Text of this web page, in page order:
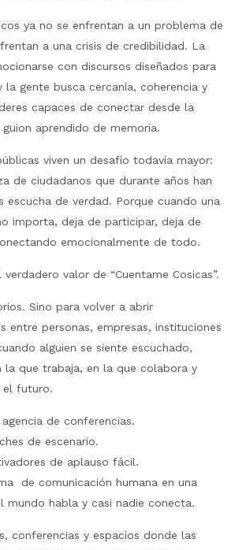
ya no se enfrentan a un problema de
a una crisis de credibilidad. La
con discursos diseñados para
gente busca cercanía, coherencia y
capaces de conectar desde la
aprendido de memoria.
viven un desafío todavía mayor:
de ciudadanos que durante años han
escucha de verdad. Porque cuando una
importa, deja de participar, deja de
emocionalmente de todo.
valor de “Cuentame Cosicas”.
Sino para volver a abrir
entre personas, empresas, instituciones
alguien se siente escuchado,
la que trabaja, en la que colabora y
el futuro.
de conferencias.
de escenario.
de aplauso fácil.
de comunicación humana en una
habla y casi nadie conecta.
conferencias y espacios donde las